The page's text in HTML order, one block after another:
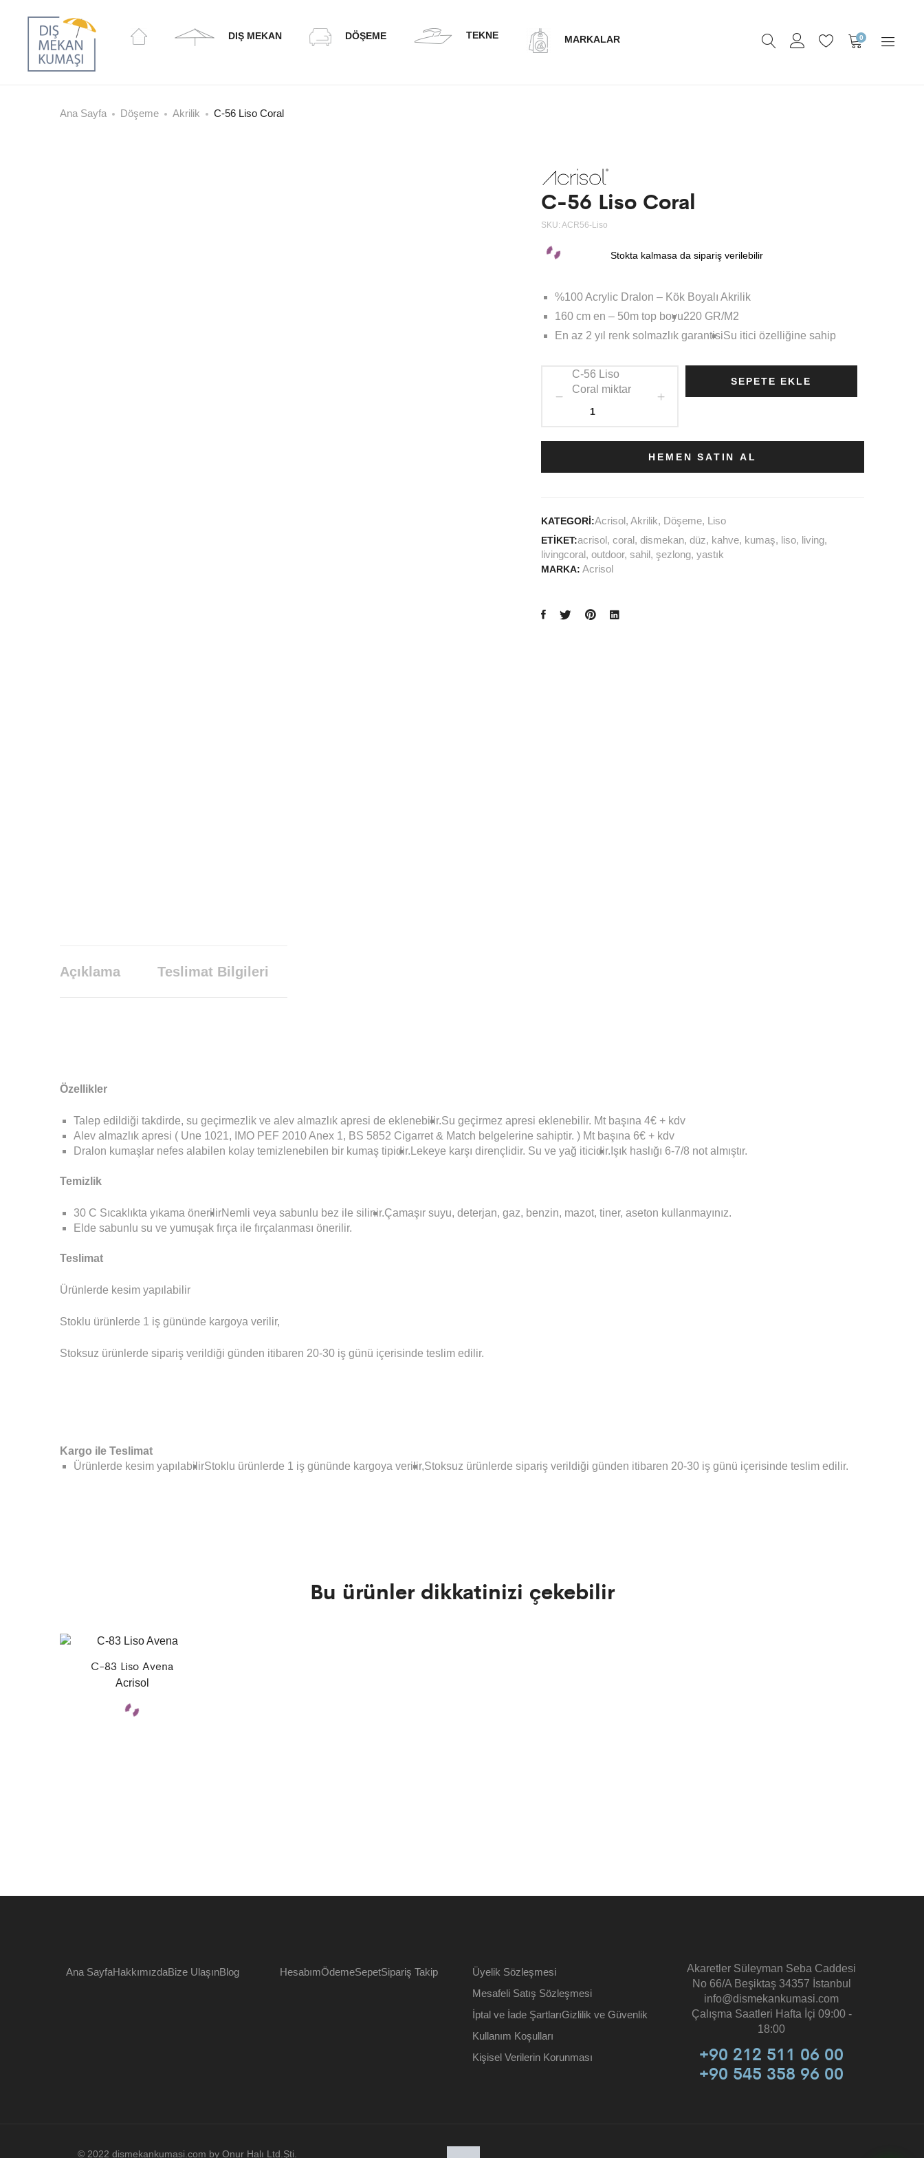
DIŞ MEKAN DÖŞEME TEKNE MARKALAR 0
Ana Sayfa Döşeme Akrilik C-56 Liso Coral
C-56 Liso Coral
SKU: ACR56-Liso
Stokta kalmasa da sipariş verilebilir
%100 Acrylic Dralon – Kök Boyalı Akrilik
160 cm en – 50m top boyu220 GR/M2
En az 2 yıl renk solmazlık garantisiSu itici özelliğine sahip
C-56 Liso
Coral miktar
SEPETE EKLE
HEMEN SATIN AL
KATEGORI:Acrisol, Akrilik, Döşeme, Liso
ETIKET:acrisol, coral, dismekan, düz, kahve, kumaş, liso, living,
livingcoral, outdoor, sahil, şezlong, yastık
MARKA: Acrisol
Açıklama Teslimat Bilgileri
Özellikler
Talep edildiği takdirde, su geçirmezlik ve alev almazlık apresi de eklenebilir.Su geçirmez apresi eklenebilir. Mt başına 4€ + kdv
Alev almazlık apresi ( Une 1021, IMO PEF 2010 Anex 1, BS 5852 Cigarret & Match belgelerine sahiptir. ) Mt başına 6€ + kdv
Dralon kumaşlar nefes alabilen kolay temizlenebilen bir kumaş tipidir. Lekeye karşı dirençlidir. Su ve yağ iticidir. Işık haslığı 6-7/8 not almıştır.
Temizlik
30 C Sıcaklıkta yıkama önerilirNemli veya sabunlu bez ile silinir.Çamaşır suyu, deterjan, gaz, benzin, mazot, tiner, aseton kullanmayınız.
Elde sabunlu su ve yumuşak fırça ile fırçalanması önerilir.
Teslimat
Ürünlerde kesim yapılabilir
Stoklu ürünlerde 1 iş gününde kargoya verilir,
Stoksuz ürünlerde sipariş verildiği günden itibaren 20-30 iş günü içerisinde teslim edilir.
Kargo ile Teslimat
Ürünlerde kesim yapılabilirStoklu ürünlerde 1 iş gününde kargoya verilir,Stoksuz ürünlerde sipariş verildiği günden itibaren 20-30 iş günü içerisinde teslim edilir.
Bu ürünler dikkatinizi çekebilir
C-83 Liso Avena
Acrisol
Ana SayfaHakkımızdaBize UlaşınBlog HesabımÖdemeSepetSipariş Takip
Üyelik Sözleşmesi
Mesafeli Satış Sözleşmesi
İptal ve İade ŞartlarıGizlilik ve Güvenlik
Kullanım Koşulları
Kişisel Verilerin Korunması
Akaretler Süleyman Seba Caddesi
No 66/A Beşiktaş 34357 İstanbul
info@dismekankumasi.com
Çalışma Saatleri Hafta İçi 09:00 -
18:00
+90 212 511 06 00
+90 545 358 96 00
© 2022 dismekankumasi.com by Onur Halı Ltd.Şti.